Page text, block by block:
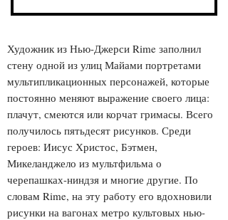
Художник из Нью-Джерси Rime заполнил
стену одной из улиц Майами портретами
мультипликационных персонажей, которые
постоянно меняют выражение своего лица:
плачут, смеются или корчат гримасы. Всего
получилось пятьдесят рисунков. Среди
героев: Иисус Христос, Бэтмен,
Микеланджело из мультфильма о
черепашках-ниндзя и многие другие. По
словам Rime, на эту работу его вдохновили
рисунки на вагонах метро культовых нью-